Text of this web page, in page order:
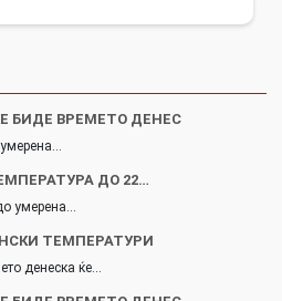
БИДЕ ВРЕМЕТО ДЕНЕС
ДО 22…
умерена…
ТЕМПЕРАТУРИ
денеска ќе…